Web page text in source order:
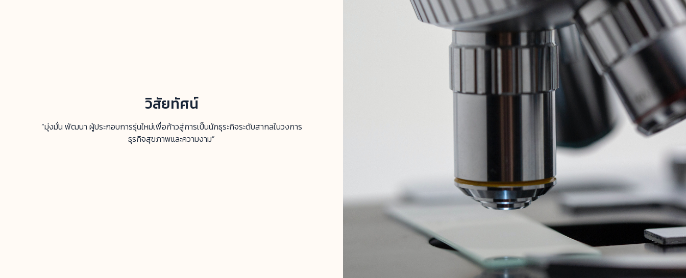
วิสัยทัศน์
“มุ่งมั่น พัฒนา ผู้ประกอบการรุ่นใหม่เพื่อก้าวสู่การเป็นนักธุระกิจระดับสากลในวงการ
ธุรกิจสุขภาพและความงาม”